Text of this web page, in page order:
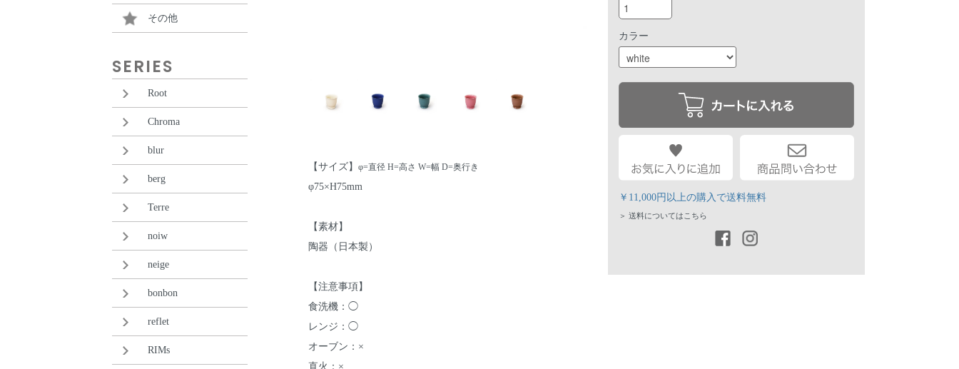
その他
SERIES
Root
Chroma
blur
berg
Terre
noiw
neige
bonbon
reflet
RIMs
【サイズ】 φ=直径 H=高さ W=幅 D=奥行き
φ75×H75mm
【素材】
陶器（日本製）
【注意事項】
食洗機：◯
レンジ：◯
オーブン：×
直火：×
カラー
￥11,000円以上の購入で送料無料
＞ 送料についてはこちら